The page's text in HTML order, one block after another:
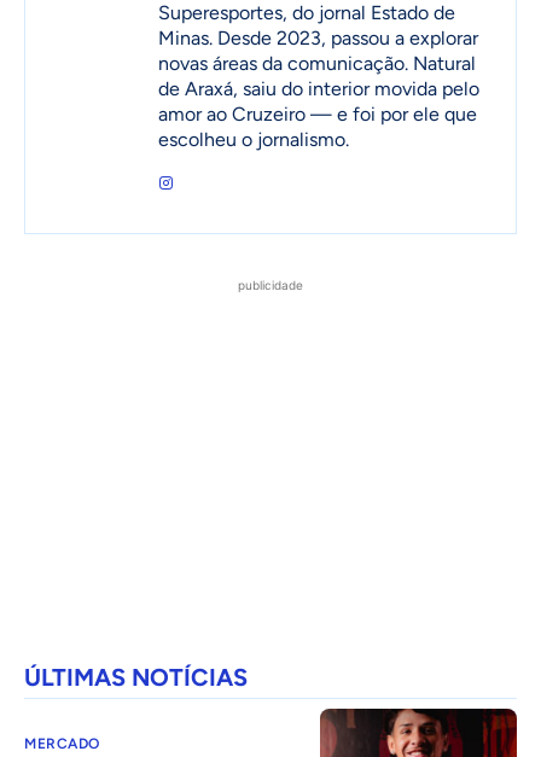
Superesportes, do jornal Estado de
Minas. Desde 2023, passou a explorar
novas áreas da comunicação. Natural
de Araxá, saiu do interior movida pelo
amor ao Cruzeiro — e foi por ele que
escolheu o jornalismo.
publicidade
ÚLTIMAS NOTÍCIAS
MERCADO